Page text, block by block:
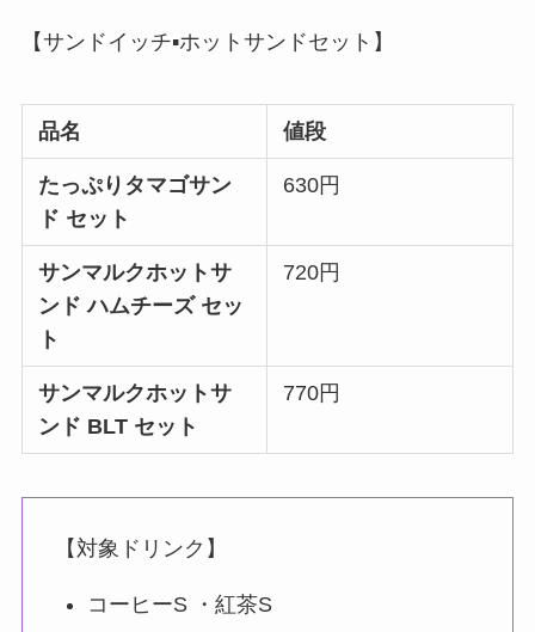
【サンドイッチ▪️ホットサンドセット】
品名 値段
たっぷりタマゴサン
ド セット
630円
サンマルクホットサ
ンド ハムチーズ セッ
ト
720円
サンマルクホットサ
ンド BLT セット
770円
【対象ドリンク】
コーヒーS ・紅茶S